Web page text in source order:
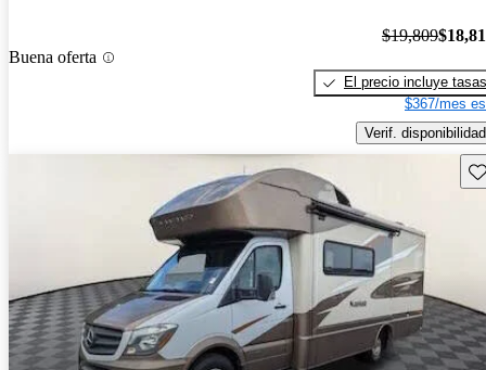
Buena oferta
$19,809
El precio incluye tasas
$367/mes
Verif. disponibilidad